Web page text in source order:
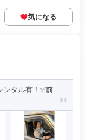
気になる
タル有！✅前